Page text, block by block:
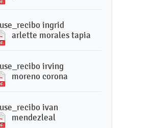
ingrid
arlette morales tapia
irving
moreno corona
ivan
mendezleal